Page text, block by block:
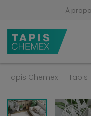
À
Tapis Chemex Tapis